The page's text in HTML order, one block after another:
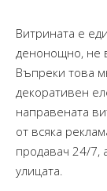
Витрината е
денонощно, не
Въпреки това
декоративен
направената
от всяка
продавач 24/7,
улицата.